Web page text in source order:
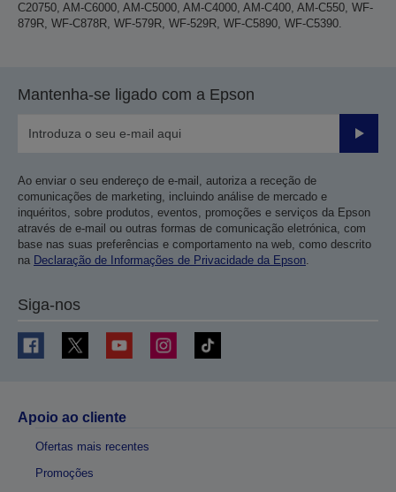
C20750, AM-C6000, AM-C5000, AM-C4000, AM-C400, AM-C550, WF-
879R, WF-C878R, WF-579R, WF-529R, WF-C5890, WF-C5390.
Mantenha-se ligado com a Epson
Enviar
Ao enviar o seu endereço de e-mail, autoriza a receção de
comunicações de marketing, incluindo análise de mercado e
inquéritos, sobre produtos, eventos, promoções e serviços da Epson
através de e-mail ou outras formas de comunicação eletrónica, com
base nas suas preferências e comportamento na web, como descrito
na Declaração de Informações de Privacidade da Epson.
Siga-nos
Apoio ao cliente
Ofertas mais recentes
Promoções